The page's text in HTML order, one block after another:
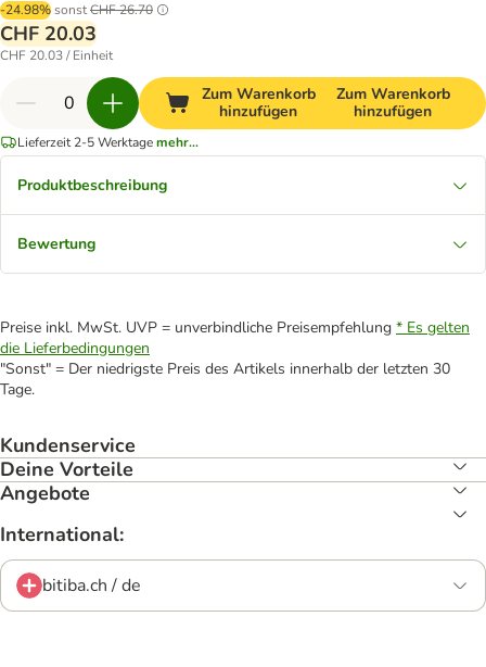
-24.98%sonstCHF 26.70
CHF 20.03
CHF 20.03 / Einheit
Zum Warenkorb
hinzufügen
Zum Warenkorb
hinzufügen
Lieferzeit 2-5 Werktagemehr...
Produktbeschreibung
Bewertung
Preise inkl. MwSt. UVP = unverbindliche Preisempfehlung * Es gelten
die Lieferbedingungen
"Sonst" = Der niedrigste Preis des Artikels innerhalb der letzten 30
Tage.
Kundenservice
Deine Vorteile
Angebote
International:
bitiba.ch / de